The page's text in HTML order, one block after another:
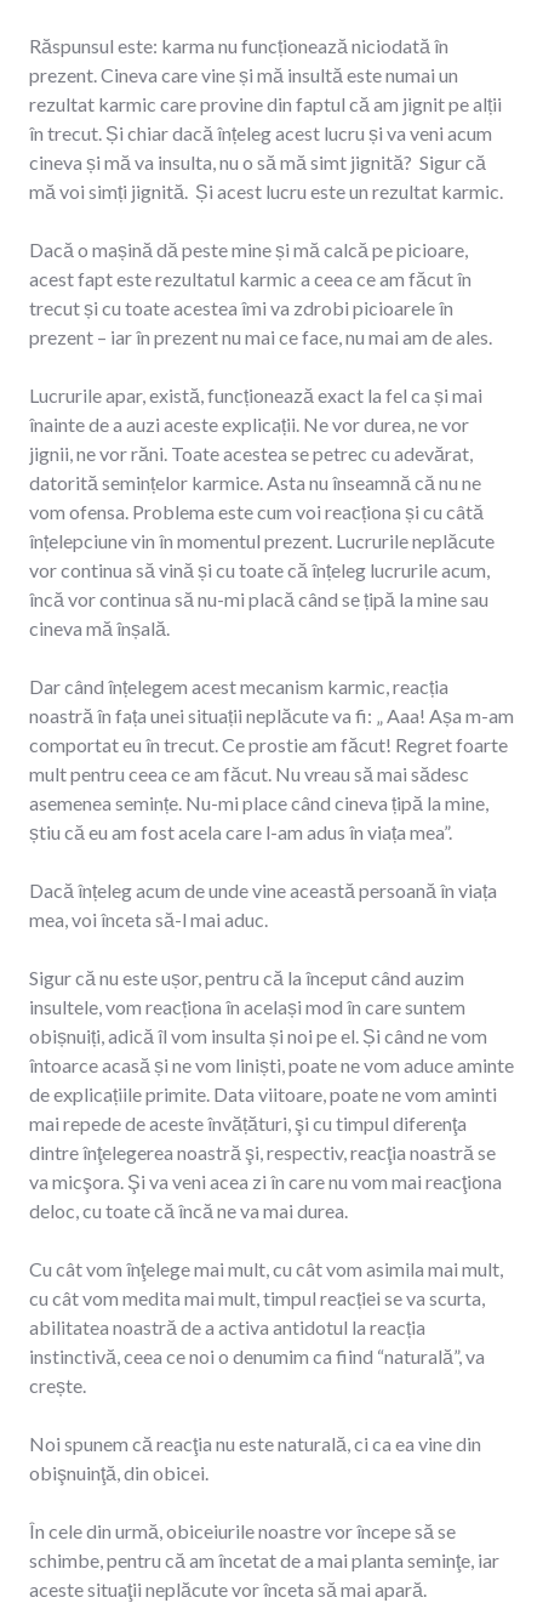
Răspunsul este: karma nu funcționează niciodată în
prezent. Cineva care vine și mă insultă este numai un
rezultat karmic care provine din faptul că am jignit pe alții
în trecut. Și chiar dacă înțeleg acest lucru și va veni acum
cineva și mă va insulta, nu o să mă simt jignită? Sigur că
mă voi simți jignită. Și acest lucru este un rezultat karmic.
Dacă o mașină dă peste mine și mă calcă pe picioare,
acest fapt este rezultatul karmic a ceea ce am făcut în
trecut și cu toate acestea îmi va zdrobi picioarele în
prezent – iar în prezent nu mai ce face, nu mai am de ales.
Lucrurile apar, există, funcționează exact la fel ca și mai
înainte de a auzi aceste explicații. Ne vor durea, ne vor
jignii, ne vor răni. Toate acestea se petrec cu adevărat,
datorită semințelor karmice. Asta nu înseamnă că nu ne
vom ofensa. Problema este cum voi reacționa și cu câtă
înțelepciune vin în momentul prezent. Lucrurile neplăcute
vor continua să vină și cu toate că înțeleg lucrurile acum,
încă vor continua să nu-mi placă când se țipă la mine sau
cineva mă înșală.
Dar când înțelegem acest mecanism karmic, reacția
noastră în fața unei situații neplăcute va fi: „ Aaa! Așa m-am
comportat eu în trecut. Ce prostie am făcut! Regret foarte
mult pentru ceea ce am făcut. Nu vreau să mai sădesc
asemenea semințe. Nu-mi place când cineva țipă la mine,
știu că eu am fost acela care l-am adus în viața mea”.
Dacă înțeleg acum de unde vine această persoană în viața
mea, voi înceta să-l mai aduc.
Sigur că nu este ușor, pentru că la început când auzim
insultele, vom reacționa în același mod în care suntem
obișnuiți, adică îl vom insulta și noi pe el. Și când ne vom
întoarce acasă și ne vom liniști, poate ne vom aduce aminte
de explicațiile primite. Data viitoare, poate ne vom aminti
mai repede de aceste învățături, şi cu timpul diferenţa
dintre înţelegerea noastră şi, respectiv, reacţia noastră se
va micşora. Şi va veni acea zi în care nu vom mai reacţiona
deloc, cu toate că încă ne va mai durea.
Cu cât vom înţelege mai mult, cu cât vom asimila mai mult,
cu cât vom medita mai mult, timpul reacției se va scurta,
abilitatea noastră de a activa antidotul la reacția
instinctivă, ceea ce noi o denumim ca fiind “naturală”, va
crește.
Noi spunem că reacţia nu este naturală, ci ca ea vine din
obişnuinţă, din obicei.
În cele din urmă, obiceiurile noastre vor începe să se
schimbe, pentru că am încetat de a mai planta seminţe, iar
aceste situaţii neplăcute vor înceta să mai apară.